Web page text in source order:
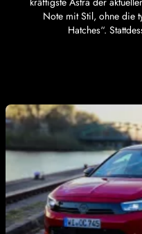
Note mit Stil, ohne die
Hatches“.